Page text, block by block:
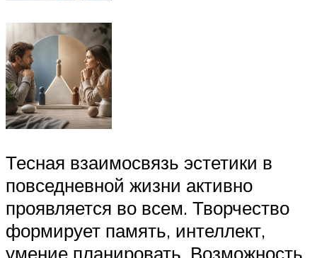
Тесная взаимосвязь эстетики в
повседневной жизни активно
проявляется во всем. Творчество
формирует память, интеллект,
умение планировать. Возможность